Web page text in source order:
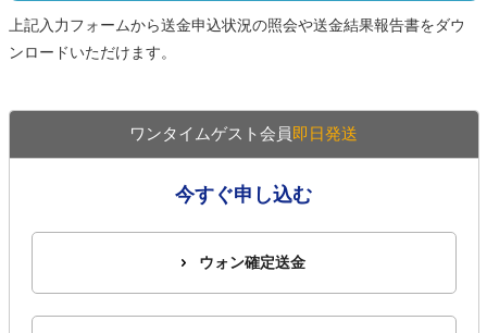
上記入力フォームから送金申込状況の照会や送金結果報告書をダウ
ンロードいただけます。
ワンタイムゲスト会員即日発送
今すぐ申し込む
ウォン確定送金